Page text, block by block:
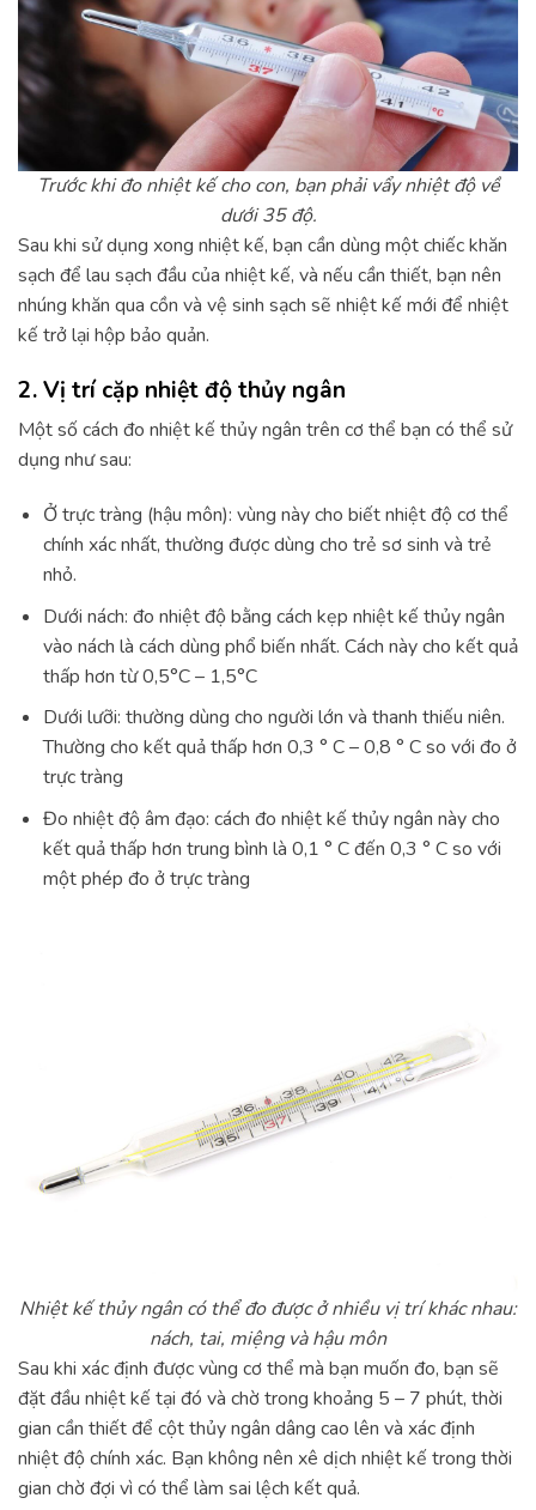
Trước khi đo nhiệt kế cho con, bạn phải vẩy nhiệt độ về
dưới 35 độ.
Sau khi sử dụng xong nhiệt kế, bạn cần dùng một chiếc khăn
sạch để lau sạch đầu của nhiệt kế, và nếu cần thiết, bạn nên
nhúng khăn qua cồn và vệ sinh sạch sẽ nhiệt kế mới để nhiệt
kế trở lại hộp bảo quản.
2. Vị trí cặp nhiệt độ thủy ngân
Một số cách đo nhiệt kế thủy ngân trên cơ thể bạn có thể sử
dụng như sau:
Ở trực tràng (hậu môn): vùng này cho biết nhiệt độ cơ thể
chính xác nhất, thường được dùng cho trẻ sơ sinh và trẻ
nhỏ.
Dưới nách: đo nhiệt độ bằng cách kẹp nhiệt kế thủy ngân
vào nách là cách dùng phổ biến nhất. Cách này cho kết quả
thấp hơn từ 0,5°C – 1,5°C
Dưới lưỡi: thường dùng cho người lớn và thanh thiếu niên.
Thường cho kết quả thấp hơn 0,3 ° C – 0,8 ° C so với đo ở
trực tràng
Đo nhiệt độ âm đạo: cách đo nhiệt kế thủy ngân này cho
kết quả thấp hơn trung bình là 0,1 ° C đến 0,3 ° C so với
một phép đo ở trực tràng
Nhiệt kế thủy ngân có thể đo được ở nhiều vị trí khác nhau:
nách, tai, miệng và hậu môn
Sau khi xác định được vùng cơ thể mà bạn muốn đo, bạn sẽ
đặt đầu nhiệt kế tại đó và chờ trong khoảng 5 – 7 phút, thời
gian cần thiết để cột thủy ngân dâng cao lên và xác định
nhiệt độ chính xác. Bạn không nên xê dịch nhiệt kế trong thời
gian chờ đợi vì có thể làm sai lệch kết quả.